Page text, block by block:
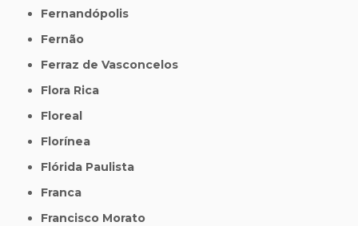
Fernandópolis
Fernão
Ferraz de Vasconcelos
Flora Rica
Floreal
Florínea
Flórida Paulista
Franca
Francisco Morato